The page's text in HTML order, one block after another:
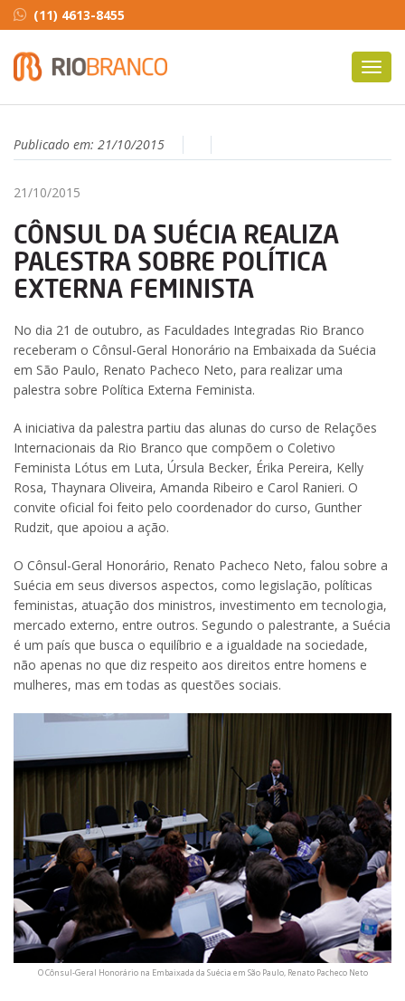
(11) 4613-8455
Publicado em: 21/10/2015
21/10/2015
CÔNSUL DA SUÉCIA REALIZA
PALESTRA SOBRE POLÍTICA
EXTERNA FEMINISTA
No dia 21 de outubro, as Faculdades Integradas Rio Branco
receberam o Cônsul-Geral Honorário na Embaixada da Suécia
em São Paulo, Renato Pacheco Neto, para realizar uma
palestra sobre Política Externa Feminista.
A iniciativa da palestra partiu das alunas do curso de Relações
Internacionais da Rio Branco que compõem o Coletivo
Feminista Lótus em Luta, Úrsula Becker, Érika Pereira, Kelly
Rosa, Thaynara Oliveira, Amanda Ribeiro e Carol Ranieri. O
convite oficial foi feito pelo coordenador do curso, Gunther
Rudzit, que apoiou a ação.
O Cônsul-Geral Honorário, Renato Pacheco Neto, falou sobre a
Suécia em seus diversos aspectos, como legislação, políticas
feministas, atuação dos ministros, investimento em tecnologia,
mercado externo, entre outros. Segundo o palestrante, a Suécia
é um país que busca o equilíbrio e a igualdade na sociedade,
não apenas no que diz respeito aos direitos entre homens e
mulheres, mas em todas as questões sociais.
O Cônsul-Geral Honorário na Embaixada da Suécia em São Paulo, Renato Pacheco Neto